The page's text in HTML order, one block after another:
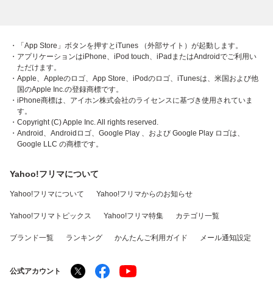
・「App Store」ボタンを押すとiTunes （外部サイト）が起動します。
・アプリケーションはiPhone、iPod touch、iPadまたはAndroidでご利用い
ただけます。
・Apple、Appleのロゴ、App Store、iPodのロゴ、iTunesは、米国および他
国のApple Inc.の登録商標です。
・iPhone商標は、アイホン株式会社のライセンスに基づき使用されていま
す。
・Copyright (C) Apple Inc. All rights reserved.
・Android、Androidロゴ、Google Play 、および Google Play ロゴは、
Google LLC の商標です。
Yahoo!フリマについて
Yahoo!フリマについて Yahoo!フリマからのお知らせ
Yahoo!フリマトピックス Yahoo!フリマ特集 カテゴリ一覧
ブランド一覧 ランキング かんたんご利用ガイド メール通知設定
公式アカウント